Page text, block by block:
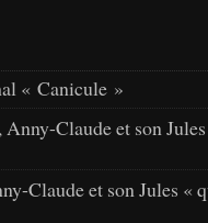
« Canicule »
Anny-Claude et son
Claude et son Jules «